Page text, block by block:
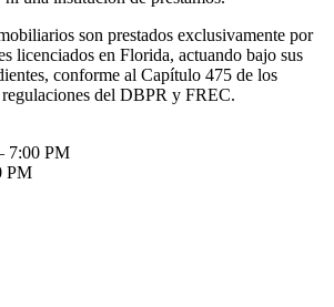
son prestados exclusivamente por
licenciados en Florida, actuando bajo sus
conforme al Capítulo 475 de los
del DBPR y FREC.
7:00 PM
PM